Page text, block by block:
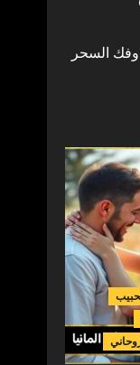
السحر